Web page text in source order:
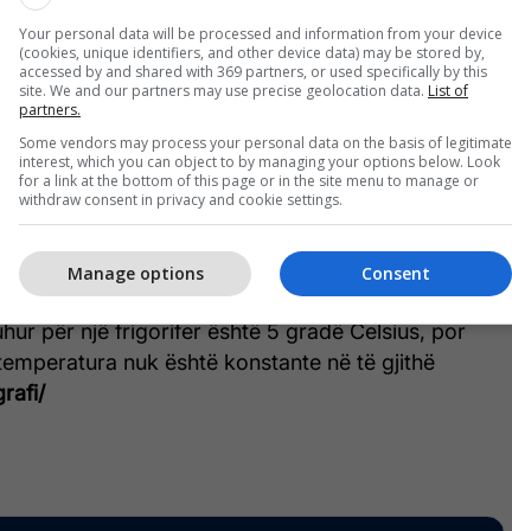
frigorifer është e rëndësishme për shëndetin
që t’i konsumojmë përsëri ato ushqime.
ndihmon në mbajtje të freskëta të ushqimeve dhe
e rritjes së mikroorganizmave të dëmshëm,
për një frigorifer është 5 gradë Celsius, por
nuk është konstante në të gjithë
Your personal data will be processed and information from your device
(cookies, unique identifiers, and other device data) may be stored by,
accessed by and shared with 369 partners, or used specifically by this
site. We and our partners may use precise geolocation data. List of
partners.
Some vendors may process your personal data on the basis of legitimate
interest, which you can object to by managing your options below. Look
for a link at the bottom of this page or in the site menu to manage or
withdraw consent in privacy and cookie settings.
Consent
Manage options